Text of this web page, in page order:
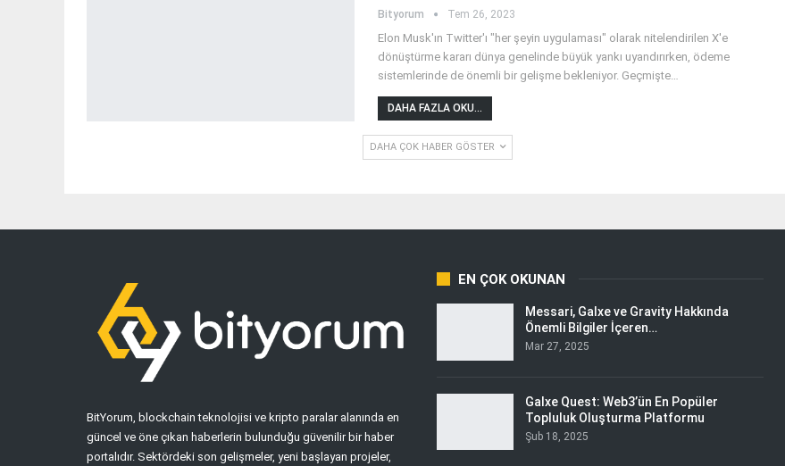
Bityorum Tem 26, 2023
Elon Musk'ın Twitter'ı "her şeyin uygulaması" olarak nitelendirilen X'e
dönüştürme kararı dünya genelinde büyük yankı uyandırırken, ödeme
sistemlerinde de önemli bir gelişme bekleniyor. Geçmişte…
DAHA FAZLA OKU...
DAHA ÇOK HABER GÖSTER
BitYorum, blockchain teknolojisi ve kripto paralar alanında en
güncel ve öne çıkan haberlerin bulunduğu güvenilir bir haber
portalıdır. Sektördeki son gelişmeler, yeni başlayan projeler,
EN ÇOK OKUNAN
Messari, Galxe ve Gravity Hakkında
Önemli Bilgiler İçeren…
Mar 27, 2025
Galxe Quest: Web3’ün En Popüler
Topluluk Oluşturma Platformu
Şub 18, 2025